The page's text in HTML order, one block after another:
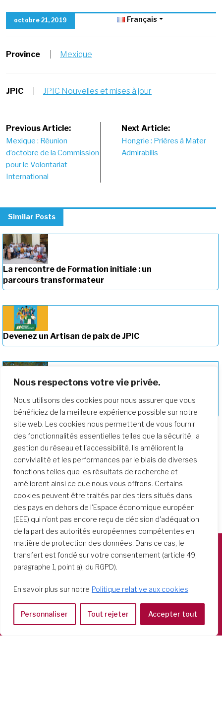
Nous respectons votre vie privée.
Nous utilisons des cookies pour nous assurer que vous
bénéficiez de la meilleure expérience possible sur notre
site web. Les cookies nous permettent de vous fournir
des fonctionnalités essentielles telles que la sécurité, la
gestion du réseau et l'accessibilité. Ils améliorent la
convivialité et les performances par le biais de diverses
fonctions telles que les résultats de recherche et
améliorent ainsi ce que nous vous offrons. Certains
cookies peuvent être traités par des tiers situés dans
des pays en dehors de l'Espace économique européen
(EEE) qui n'ont pas encore reçu de décision d'adéquation
de la part des autorités européennes compétentes en
matière de protection des données. Dans ce cas, le
transfert est fondé sur votre consentement (article 49,
paragraphe 1, point a), du RGPD).
En savoir plus sur notre Politique relative aux cookies
Personnaliser Tout rejeter Accepter tout
octobre 21, 2019 Français
Province Mexique
JPIC JPIC Nouvelles et mises à jour
Post
navigation
Previous Article:
Mexique : Réunion
d’octobre de la Commission
pour le Volontariat
International
Next Article:
Hongrie : Prières à Mater
Admirabilis
Similar Posts
La rencontre de Formation initiale : un
parcours transformateur
Devenez un Artisan de paix de JPIC
Approfondir notre parcours de
formation
Società del Sacro Cuore
Via Tarquinio Vipera, 16 - 00152 Roma
Tel: 06 58 23 03 32 or 06 58 20 31 17